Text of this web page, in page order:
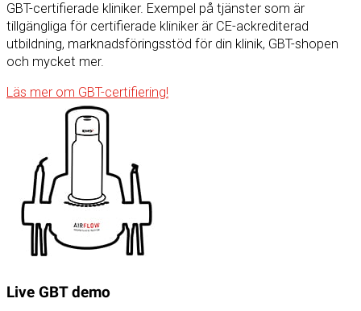
GBT-certifierade kliniker. Exempel på tjänster som är
tillgängliga för certifierade kliniker är CE-ackrediterad
utbildning, marknadsföringsstöd för din klinik, GBT-shopen
och mycket mer.
Läs mer om GBT-certifiering!
Live GBT demo